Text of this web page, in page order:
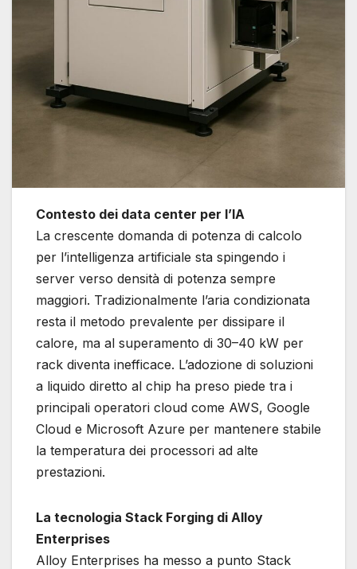
Contesto dei data center per l’IA
La crescente domanda di potenza di calcolo
per l’intelligenza artificiale sta spingendo i
server verso densità di potenza sempre
maggiori. Tradizionalmente l’aria condizionata
resta il metodo prevalente per dissipare il
calore, ma al superamento di 30–40 kW per
rack diventa inefficace. L’adozione di soluzioni
a liquido diretto al chip ha preso piede tra i
principali operatori cloud come AWS, Google
Cloud e Microsoft Azure per mantenere stabile
la temperatura dei processori ad alte
prestazioni.
La tecnologia Stack Forging di Alloy
Enterprises
Alloy Enterprises ha messo a punto Stack